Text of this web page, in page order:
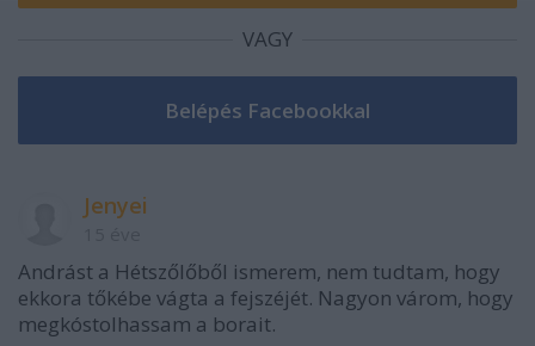
VAGY
Jenyei
Andrást a Hétszőlőből ismerem, nem tudtam, hogy
ekkora tőkébe vágta a fejszéjét. Nagyon várom, hogy
megkóstolhassam a borait.